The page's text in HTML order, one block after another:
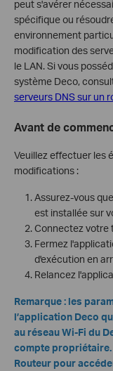
peut s'avérer
spécifique ou
environnement
modification des
le LAN. Si vous
système Deco,
serveurs DNS sur un
Avant de
Veuillez effectuer les
modifications :
Assurez-vous
est installée sur
Connectez votre
Fermez
d'exécution en
Relancez
Remarque : les
l’application Deco
au réseau Wi-Fi du
compte propriétaire.
Routeur pour